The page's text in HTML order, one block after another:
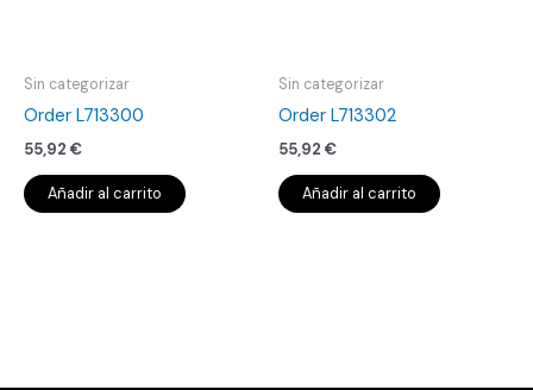
Sin categorizar
Order L713300
55,92 €
Añadir al carrito
Sin categorizar
Order L713302
55,92 €
Añadir al carrito